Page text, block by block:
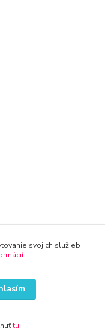
svojich služieb
.
tu.